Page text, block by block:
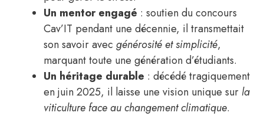
Un mentor engagé : soutien du concours
Cav’IT pendant une décennie, il transmettait
son savoir avec générosité et simplicité,
marquant toute une génération d’étudiants.
Un héritage durable : décédé tragiquement
en juin 2025, il laisse une vision unique sur la
viticulture face au changement climatique.